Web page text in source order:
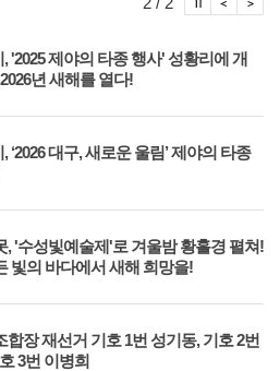
'2025 제야의 타종 행사' 성황리에 개
년 새해를 열다!
‘2026 대구, 새로운 울림’ 제야의 타종
, '수성빛예술제'로 겨울밤 황홀경 펼쳐!
빛의 바다에서 새해 희망을!
합장 재선거 기호 1번 성기동, 기호 2번
3번 이병희